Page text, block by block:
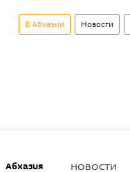
В Абхазии Новости
Абхазия НОВОСТИ